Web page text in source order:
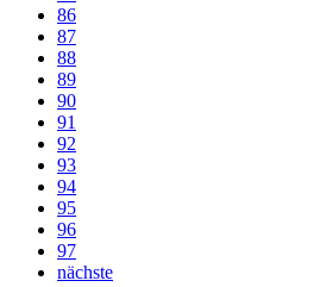
86
87
88
89
90
91
92
93
94
95
96
97
nächste